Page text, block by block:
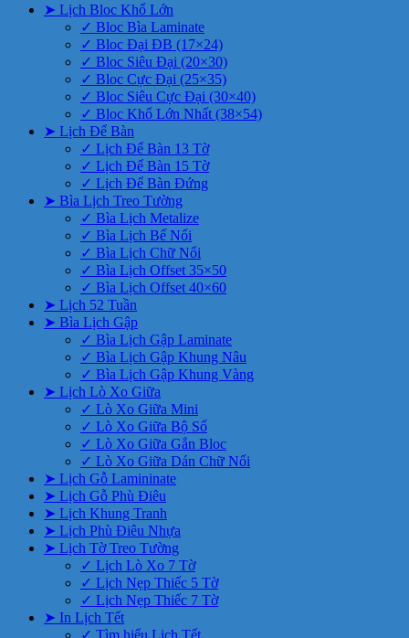
➤ Lịch Bloc Khổ Lớn
✓ Bloc Bìa Laminate
✓ Bloc Đại ĐB (17×24)
✓ Bloc Siêu Đại (20×30)
✓ Bloc Cực Đại (25×35)
✓ Bloc Siêu Cực Đại (30×40)
✓ Bloc Khổ Lớn Nhất (38×54)
➤ Lịch Để Bàn
✓ Lịch Để Bàn 13 Tờ
✓ Lịch Để Bàn 15 Tờ
✓ Lịch Để Bàn Đứng
➤ Bìa Lịch Treo Tường
✓ Bìa Lịch Metalize
✓ Bìa Lịch Bế Nổi
✓ Bìa Lịch Chữ Nổi
✓ Bìa Lịch Offset 35×50
✓ Bìa Lịch Offset 40×60
➤ Lịch 52 Tuần
➤ Bìa Lịch Gập
✓ Bìa Lịch Gập Laminate
✓ Bìa Lịch Gập Khung Nâu
✓ Bìa Lịch Gập Khung Vàng
➤ Lịch Lò Xo Giữa
✓ Lò Xo Giữa Mini
✓ Lò Xo Giữa Bộ Số
✓ Lò Xo Giữa Gắn Bloc
✓ Lò Xo Giữa Dán Chữ Nổi
➤ Lịch Gỗ Lamininate
➤ Lịch Gỗ Phù Điêu
➤ Lịch Khung Tranh
➤ Lịch Phù Điêu Nhựa
➤ Lịch Tờ Treo Tường
✓ Lịch Lò Xo 7 Tờ
✓ Lịch Nẹp Thiếc 5 Tờ
✓ Lịch Nẹp Thiếc 7 Tờ
➤ In Lịch Tết
✓ Tìm hiểu Lịch Tết